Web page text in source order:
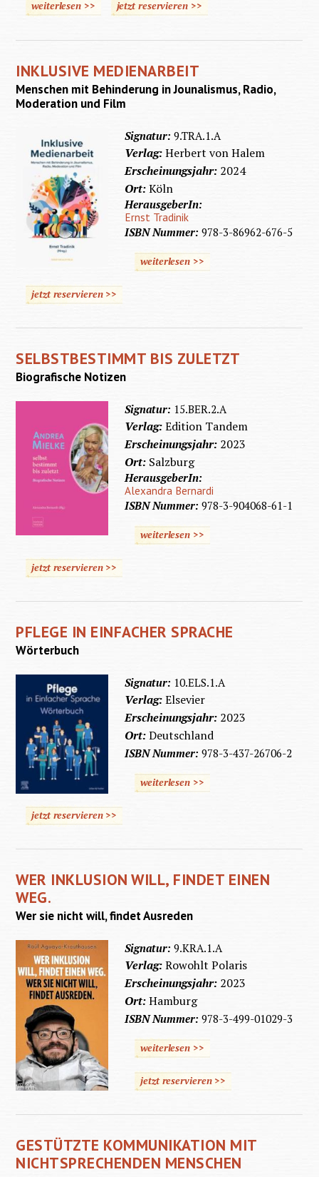
weiterlesen >> jetzt reservieren >>
INKLUSIVE MEDIENARBEIT
Menschen mit Behinderung in Jounalismus, Radio,
Moderation und Film
Signatur:9.TRA.1.A
Verlag:Herbert von Halem
Erscheinungsjahr: 2024
Ort:Köln
HerausgeberIn:
Ernst Tradinik
ISBN Nummer:978-3-86962-676-5
weiterlesen >>
jetzt reservieren >>
SELBSTBESTIMMT BIS ZULETZT
Biografische Notizen
Signatur: 15.BER.2.A
Verlag:Edition Tandem
Erscheinungsjahr: 2023
Ort: Salzburg
HerausgeberIn:
Alexandra Bernardi
ISBN Nummer:978-3-904068-61-1
weiterlesen >>
jetzt reservieren >>
PFLEGE IN EINFACHER SPRACHE
Wörterbuch
Signatur: 10.ELS.1.A
Verlag:Elsevier
Erscheinungsjahr: 2023
Ort:Deutschland
ISBN Nummer:978-3-437-26706-2
weiterlesen >>
jetzt reservieren >>
WER INKLUSION WILL, FINDET EINEN
WEG.
Wer sie nicht will, findet Ausreden
Signatur:9.KRA.1.A
Verlag:Rowohlt Polaris
Erscheinungsjahr: 2023
Ort:Hamburg
ISBN Nummer:978-3-499-01029-3
weiterlesen >>
jetzt reservieren >>
GESTÜTZTE KOMMUNIKATION MIT
NICHTSPRECHENDEN MENSCHEN